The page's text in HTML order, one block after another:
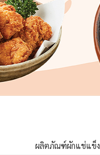
ผลิตภัณฑ์ผักแช่แข็ง